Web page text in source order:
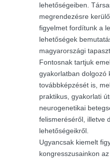
lehetőségeiben.
megrendezésre
figyelmet fordítunk a
lehetőségek
magyarországi
Fontosnak tartjuk
gyakorlatban dolgozó
továbbképzését is,
praktikus, gyakorlati
neurogenetikai
felismeréséről, illetve
lehetőségeikről.
Ugyancsak kiemelt
kongresszusainkon